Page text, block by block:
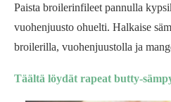
Paista broilerinfileet pannulla
vuohenjuusto ohuelti. Halkaise
broilerilla, vuohenjuustolla ja
Täältä löydät rapeat butty-